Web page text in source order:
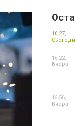
10:27,
16:22,
Вчора
15:56,
Вчора